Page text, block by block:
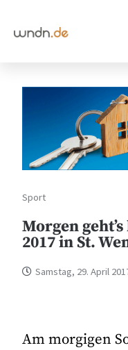
Sport
Morgen
2017 in St.
Samstag, 29. April
Am morgigen